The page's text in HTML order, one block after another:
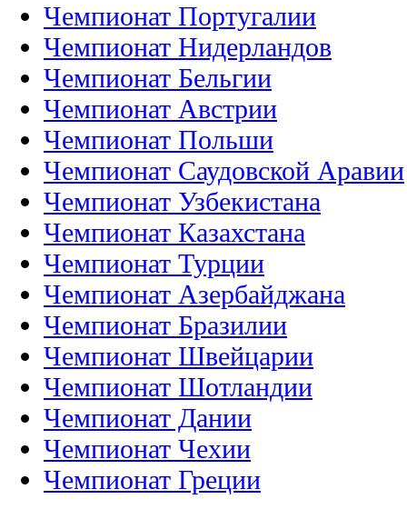
Чемпионат Португалии
Чемпионат Нидерландов
Чемпионат Бельгии
Чемпионат Австрии
Чемпионат Польши
Чемпионат Саудовской Аравии
Чемпионат Узбекистана
Чемпионат Казахстана
Чемпионат Турции
Чемпионат Азербайджана
Чемпионат Бразилии
Чемпионат Швейцарии
Чемпионат Шотландии
Чемпионат Дании
Чемпионат Чехии
Чемпионат Греции